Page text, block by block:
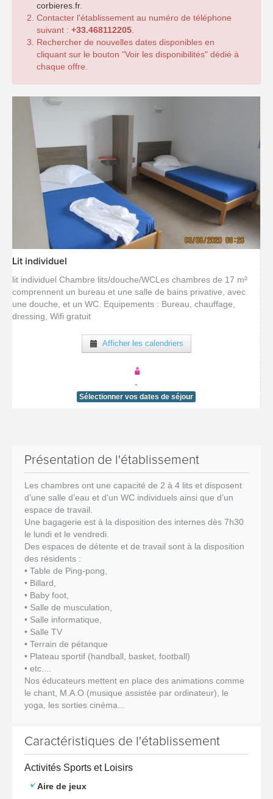
corbieres.fr.
Contacter l'établissement au numéro de téléphone
suivant : +33.468112205
Rechercher de nouvelles dates disponibles en
cliquant sur le bouton "Voir les disponibilités" dédié à
chaque offre.
Lit individuel
lit individuel Chambre lits/douche/WCLes chambres de 17 m²
comprennent un bureau et une salle de bains privative, avec
une douche, et un WC. Equipements : Bureau, chauffage,
dressing, Wifi gratuit
Afficher les calendriers
-
Sélectionner vos dates de séjour
Présentation de l'établissement
Les chambres ont une capacité de 2 à 4 lits et disposent
d’une salle d’eau et d'un WC individuels ainsi que d’un
espace de travail.
Une bagagerie est à la disposition des internes dès 7h30
le lundi et le vendredi.
Des espaces de détente et de travail sont à la disposition
des résidents :
• Table de Ping-pong,
• Billard,
• Baby foot,
• Salle de musculation,
• Salle informatique,
• Salle TV
• Terrain de pétanque
• Plateau sportif (handball, basket, football)
• etc....
Nos éducateurs mettent en place des animations comme
le chant, M.A.O (musique assistée par ordinateur), le
yoga, les sorties cinéma...
Caractéristiques de l'établissement
Activités Sports et Loisirs
Aire de jeux